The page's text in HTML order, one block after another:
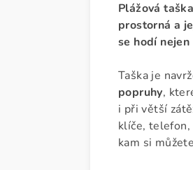
Plážová
prostorná a
se hodí
Taška je
popruhy,
i při větší
klíče, telefon,
kam si